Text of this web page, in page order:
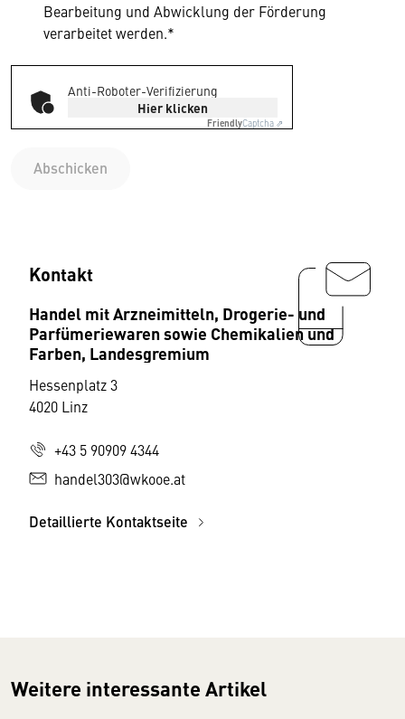
Bearbeitung und Abwicklung der Förderung
verarbeitet werden.*
Anti-Roboter-Verifizierung
Hier klicken
FriendlyCaptcha ⇗
Abschicken
Kontakt
Handel mit Arzneimitteln, Drogerie- und
Parfümeriewaren sowie Chemikalien und
Farben, Landesgremium
Hessenplatz 3
4020 Linz
+43 5 90909 4344
handel303@wkooe.at
Detaillierte Kontaktseite
Weitere interessante Artikel